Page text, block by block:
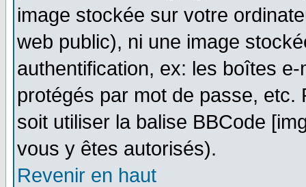
image stockée sur votre
web public), ni une image
authentification, ex: les boîtes
protégés par mot de passe,
soit utiliser la balise BBCode
vous y êtes autorisés).
Revenir en haut